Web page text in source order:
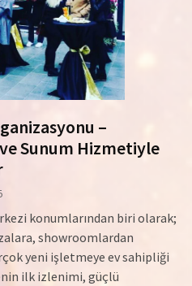
–
Sunum Hizmetiyle
konumlarından biri olarak;
showroomlardan
yeni işletmeye ev sahipliği
ilk izlenimi, güçlü